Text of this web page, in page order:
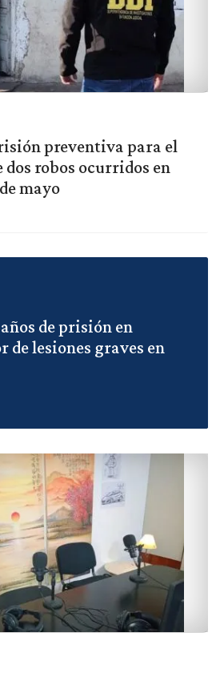
preventiva para el
robos ocurridos en
mayo
de prisión en
de lesiones graves en